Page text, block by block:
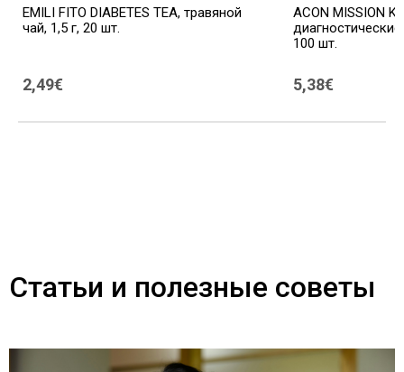
EMILI FITO DIABETES TEA, травяной
чай, 1,5 г, 20 шт.
2,49€
ACON MISSION
100 шт.
5,38€
Статьи и полезные советы